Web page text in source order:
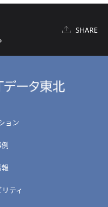
SHARE
ョン
ティ